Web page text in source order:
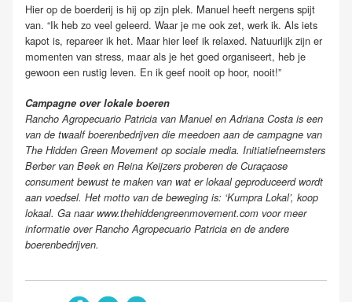
Hier op de boerderij is hij op zijn plek. Manuel heeft nergens spijt
van. “Ik heb zo veel geleerd. Waar je me ook zet, werk ik. Als iets
kapot is, repareer ik het. Maar hier leef ik relaxed. Natuurlijk zijn er
momenten van stress, maar als je het goed organiseert, heb je
gewoon een rustig leven. En ik geef nooit op hoor, nooit!”
Campagne over lokale boeren
Rancho Agropecuario Patricia van Manuel en Adriana Costa is een
van de twaalf boerenbedrijven die meedoen aan de campagne van
The Hidden Green Movement op sociale media. Initiatiefneemsters
Berber van Beek en Reina Keijzers proberen de Curaçaose
consument bewust te maken van wat er lokaal geproduceerd wordt
aan voedsel. Het motto van de beweging is: ‘Kumpra Lokal’, koop
lokaal. Ga naar www.thehiddengreenmovement.com voor meer
informatie over Rancho Agropecuario Patricia en de andere
boerenbedrijven.